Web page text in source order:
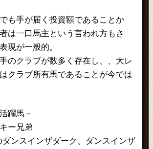
も手が届く投資額であることか
は一口馬主という言われ方もさ
現が一般的。
のクラブが数多く存在し、、大レ
クラブ所有馬であることが今では
躍馬－
ー兄弟
ダンスインザダーク、ダンスインザ